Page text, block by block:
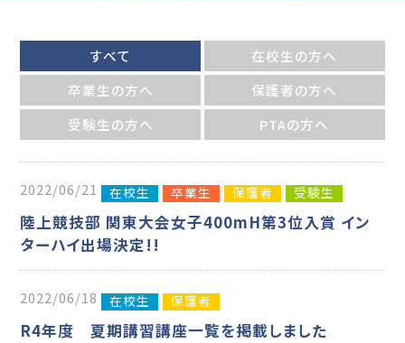
すべて
在校生の方へ
卒業生の方へ
保護者の方へ
受験生の方へ
PTAの方へ
2022/06/21 在校生 卒業生 保護者 受験生
陸上競技部 関東大会女子400mH第3位入賞 イン
ターハイ出場決定!!
2022/06/18 在校生 保護者
R4年度 夏期講習講座一覧を掲載しました